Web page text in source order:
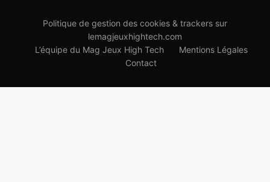
Politique de gestion des cookies & trackers sur
lemagjeuxhightech.com
L’équipe du Mag Jeux High Tech
Mentions Légales
Contact